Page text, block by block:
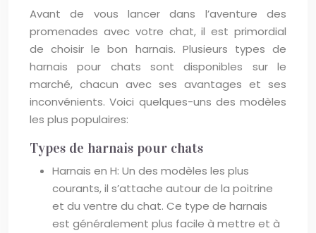
Avant de vous lancer dans l’aventure des
promenades avec votre chat, il est primordial
de choisir le bon harnais. Plusieurs types de
harnais pour chats sont disponibles sur le
marché, chacun avec ses avantages et ses
inconvénients. Voici quelques-uns des modèles
les plus populaires:
Types de harnais pour chats
Harnais en H: Un des modèles les plus
courants, il s’attache autour de la poitrine
et du ventre du chat. Ce type de harnais
est généralement plus facile à mettre et à